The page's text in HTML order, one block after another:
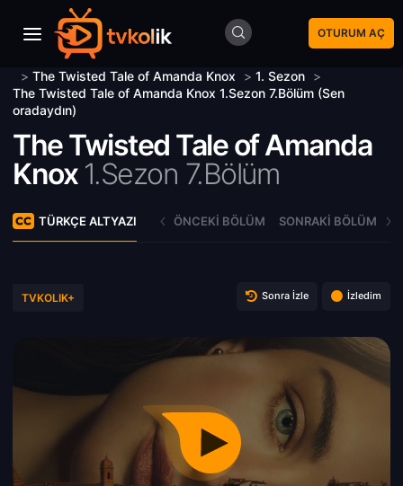
OTURUM AÇ
> The Twisted Tale of Amanda Knox > 1. Sezon >
The Twisted Tale of Amanda Knox 1.Sezon 7.Bölüm (Sen
oradaydın)
The Twisted Tale of Amanda
Knox 1.Sezon 7.Bölüm
TÜRKÇE ALTYAZI ÖNCEKI BÖLÜM SONRAKI BÖLÜM
TVKOLIK+ Sonra İzle İzledim